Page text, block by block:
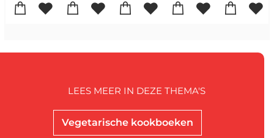
Vegetarische kookboeken
LEES MEER IN DEZE THEMA'S